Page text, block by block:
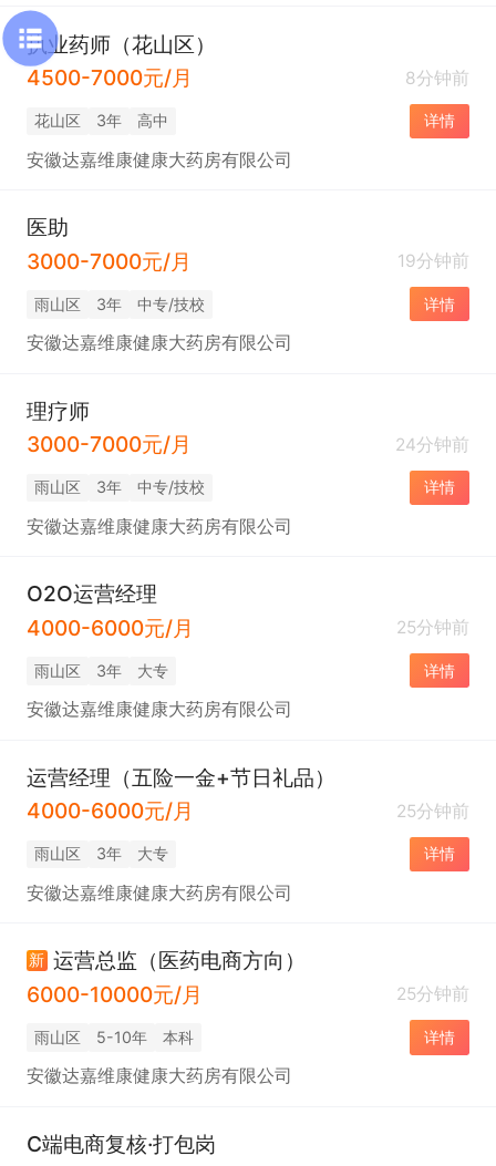
执业药师（花山区）
4500-7000元/月
8分钟前
花山区 3年 高中 详情
安徽达嘉维康健康大药房有限公司
医助
3000-7000元/月
19分钟前
雨山区 3年 中专/技校 详情
安徽达嘉维康健康大药房有限公司
理疗师
3000-7000元/月
24分钟前
雨山区 3年 中专/技校 详情
安徽达嘉维康健康大药房有限公司
O2O运营经理
4000-6000元/月
25分钟前
雨山区 3年 大专 详情
安徽达嘉维康健康大药房有限公司
运营经理（五险一金+节日礼品）
4000-6000元/月
25分钟前
雨山区 3年 大专 详情
安徽达嘉维康健康大药房有限公司
新 运营总监（医药电商方向）
6000-10000元/月
25分钟前
雨山区 5-10年 本科 详情
安徽达嘉维康健康大药房有限公司
C端电商复核·打包岗